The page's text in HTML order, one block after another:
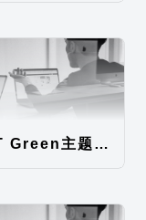
SKT Green主题汉化包